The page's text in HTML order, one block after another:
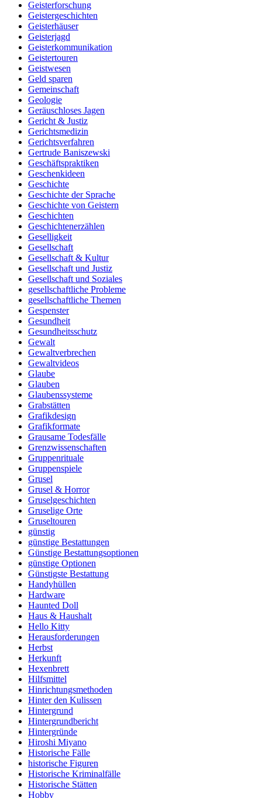
Geisterforschung
Geistergeschichten
Geisterhäuser
Geisterjagd
Geisterkommunikation
Geistertouren
Geistwesen
Geld sparen
Gemeinschaft
Geologie
Geräuschloses Jagen
Gericht & Justiz
Gerichtsmedizin
Gerichtsverfahren
Gertrude Baniszewski
Geschäftspraktiken
Geschenkideen
Geschichte
Geschichte der Sprache
Geschichte von Geistern
Geschichten
Geschichtenerzählen
Geselligkeit
Gesellschaft
Gesellschaft & Kultur
Gesellschaft und Justiz
Gesellschaft und Soziales
gesellschaftliche Probleme
gesellschaftliche Themen
Gespenster
Gesundheit
Gesundheitsschutz
Gewalt
Gewaltverbrechen
Gewaltvideos
Glaube
Glauben
Glaubenssysteme
Grabstätten
Grafikdesign
Grafikformate
Grausame Todesfälle
Grenzwissenschaften
Gruppenrituale
Gruppenspiele
Grusel
Grusel & Horror
Gruselgeschichten
Gruselige Orte
Gruseltouren
günstig
günstige Bestattungen
Günstige Bestattungsoptionen
günstige Optionen
Günstigste Bestattung
Handyhüllen
Hardware
Haunted Doll
Haus & Haushalt
Hello Kitty
Herausforderungen
Herbst
Herkunft
Hexenbrett
Hilfsmittel
Hinrichtungsmethoden
Hinter den Kulissen
Hintergrund
Hintergrundbericht
Hintergründe
Hiroshi Miyano
Historische Fälle
historische Figuren
Historische Kriminalfälle
Historische Stätten
Hobby